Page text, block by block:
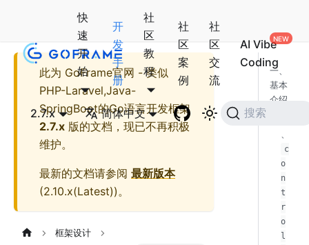
快
速
开
始
开
发
手
册
社
区
教
程
社
区
案
例
社
区
交
流
AI Vibe
Coding
2.7.x 简体中文 搜索
此为 GoFrame官网 - 类似
PHP-Laravel,Java-
SpringBoot的Go语言开发框架
2.7.x 版的文档，现已不再积极
维护。
最新的文档请参阅 最新版本
(2.10.x(Latest))。
框架设计
一、
基本
介绍
、
c
o
n
t
r
o
l